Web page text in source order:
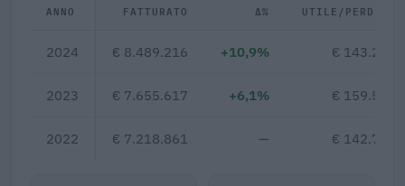
ANNO FATTURATO Δ% UTILE/PERDITA
2024 € 8.489.216 +10,9% € 143.258
2023 € 7.655.617 +6,1% € 159.509
2022 € 7.218.861 — € 142.711